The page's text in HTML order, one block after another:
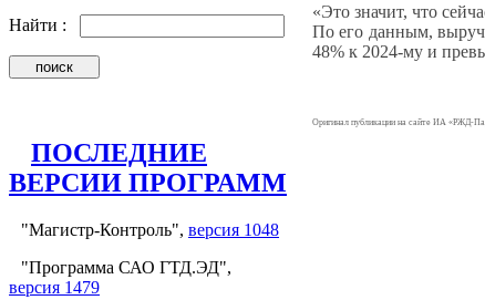
Найти :
ПОСЛЕДНИЕ
ВЕРСИИ ПРОГРАММ
"Магистр-Контроль", версия 1048
"Программа САО ГТД.ЭД",
версия 1479
«Это значит, что
По его данным,
48% к 2024-му и
Оригинал публикации на сайте ИА «РЖД-